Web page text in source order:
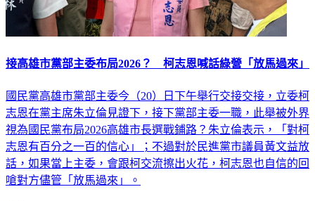
接高雄市黨部主委布局2026？ 柯志恩喊話綠營「放馬過來」
國民黨高雄市黨部主委今（20）日下午舉行交接交接，立委柯
志恩在黨主席朱立倫見證下，接下黨部主委一職，此舉被外界
視為國民黨布局2026高雄市長選戰鋪路？朱立倫表示，「對柯
志恩有百分之一百的信心」；不過對於民進黨市議員黃文益放
話，如果當上主委，會跟柯交流擦出火花，柯志恩也自信的回
嗆對方儘管「放馬過來」。